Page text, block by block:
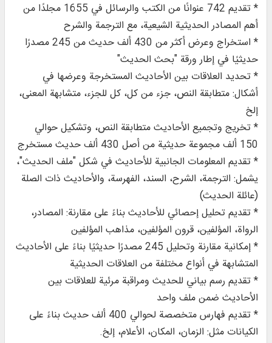
* تقديم 742 عنوانًا من الكتب والرسائل في 1655 مجلدًا من
أهم المصادر الحديثية الشيعية، مع الترجمة والشرح
* استخراج وعرض أكثر من 430 ألف حديث من 245 مصدرًا
حديثيًا في إطار ورقة "بحث الحديث"
* تحديد العلاقات بين الأحاديث المستخرجة وعرضها في
أشكال: متطابقة النص، جزء من كل، كل للجزء، متشابهة المعنى،
إلخ
* تخريج وتجميع الأحاديث متطابقة النص، وتشكيل حوالي
150 ألف مجموعة حديثية من أصل 430 ألف حديث مستخرج
* تقديم المعلومات الجانبية للأحاديث في شكل "ملف الحديث"،
يشمل: الترجمة، الشرح، السند، الفهرسة، والأحاديث ذات الصلة
(عائلة الحديث)
* تقديم تحليل إحصائي للأحاديث بناءً على مقارنة: المصادر،
الرواة، المؤلفين، قرون المؤلفين، مذاهب المؤلفين
* إمكانية مقارنة وتحليل 245 مصدرًا حديثيًا بناءً على الأحاديث
المتشابهة في أنواع مختلفة من العلاقات الحديثية
* تقديم رسم بياني للحديث ومراقبة مرئية للعلاقات بين
الأحاديث ضمن ملف واحد
* تقديم فهارس متخصصة لحوالي 400 ألف حديث بناءً على
الكيانات مثل: الزمان، المكان، الأعلام، إلخ.